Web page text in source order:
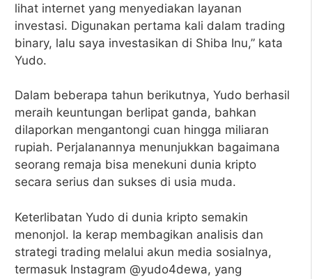
lihat internet yang menyediakan layanan
investasi. Digunakan pertama kali dalam trading
binary, lalu saya investasikan di Shiba Inu,” kata
Yudo.
Dalam beberapa tahun berikutnya, Yudo berhasil
meraih keuntungan berlipat ganda, bahkan
dilaporkan mengantongi cuan hingga miliaran
rupiah. Perjalanannya menunjukkan bagaimana
seorang remaja bisa menekuni dunia kripto
secara serius dan sukses di usia muda.
Keterlibatan Yudo di dunia kripto semakin
menonjol. Ia kerap membagikan analisis dan
strategi trading melalui akun media sosialnya,
termasuk Instagram @yudo4dewa, yang